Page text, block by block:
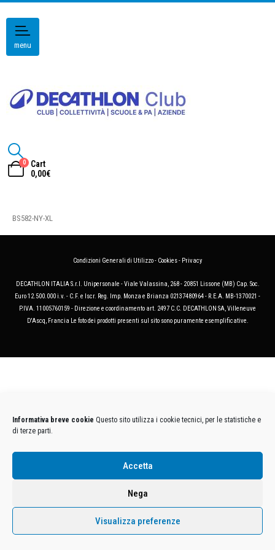
Informativa breve cookie Questo sito utilizza i cookie tecnici, per le statistiche e
di terze parti.
Accetta
Nega
Visualizza preferenze
menu
0
Cart
0,00€
BS582-NY-XL
Condizioni Generali di Utilizzo- Cookies- Privacy
DECATHLON ITALIA S.r.l. Unipersonale - Viale Valassina, 268 - 20851 Lissone (MB) Cap. Soc.
Euro 12.500.000 i.v. - C.F. e Iscr. Reg. Imp. Monza e Brianza 02137480964 - R.E.A. MB-1370021 -
P.IVA. 11005760159 - Direzione e coordinamento art. 2497 C.C. DECATHLON SA, Villeneuve
D'Ascq, Francia Le foto dei prodotti presenti sul sito sono puramente esemplificative.